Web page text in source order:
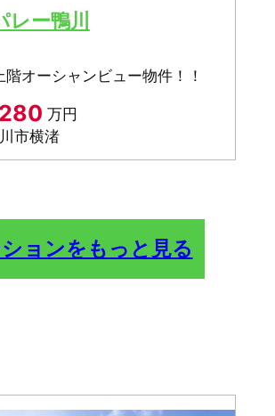
レー鴨川
階オーシャンビュー物件！！
万円
市横渚
ョンをもっと見る